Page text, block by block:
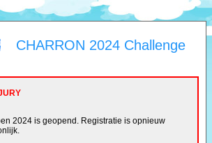
CHARRON 2024 Challenge
2024 is geopend. Registratie is opnieuw